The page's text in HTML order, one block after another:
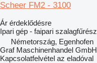
Scheer FM2 - 3100
Ár érdeklődésre
Ipari gép - faipari szalagfűrész
Németország, Egenhofen
Graf Maschinenhandel GmbH
Kapcsolatfelvétel az eladóval